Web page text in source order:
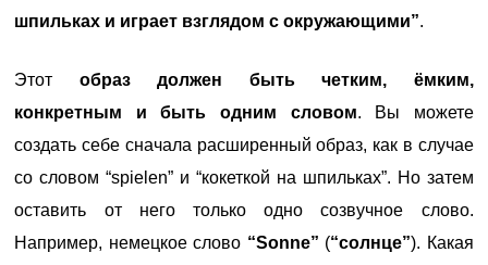
шпильках и играет взглядом с окружающими”.
Этот образ должен быть четким, ёмким,
конкретным и быть одним словом. Вы можете
создать себе сначала расширенный образ, как в случае
со словом “spielen” и “кокеткой на шпильках”. Но затем
оставить от него только одно созвучное слово.
Например, немецкое слово “Sonne” (“солнце”). Какая